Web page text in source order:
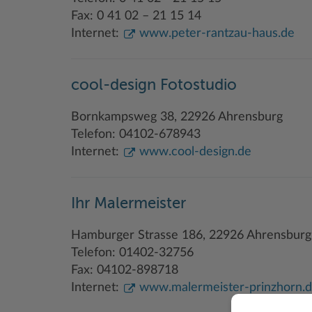
Fax: 0 41 02 – 21 15 14
Internet:
www.peter-rantzau-haus.de
cool-design Fotostudio
Bornkampsweg 38, 22926 Ahrensburg
Telefon: 04102-678943
Internet:
www.cool-design.de
Ihr Malermeister
Hamburger Strasse 186, 22926 Ahrensburg
Telefon: 01402-32756
Fax: 04102-898718
Internet:
www.malermeister-